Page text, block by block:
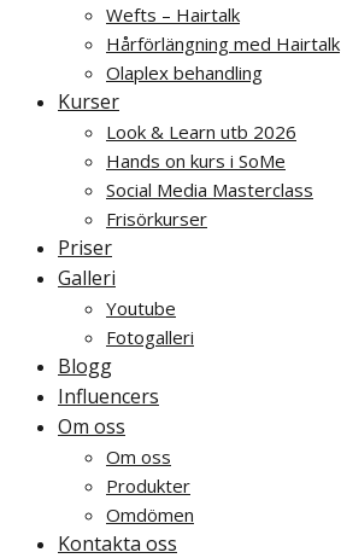
Wefts – Hairtalk
Hårförlängning med Hairtalk
Olaplex behandling
Kurser
Look & Learn utb 2026
Hands on kurs i SoMe
Social Media Masterclass
Frisörkurser
Priser
Galleri
Youtube
Fotogalleri
Blogg
Influencers
Om oss
Om oss
Produkter
Omdömen
Kontakta oss